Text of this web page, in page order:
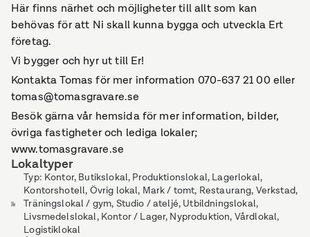
Här finns närhet och möjligheter till allt som kan
behövas för att Ni skall kunna bygga och utveckla Ert
företag.
Vi bygger och hyr ut till Er!
Kontakta Tomas för mer information 070-637 21 00 eller
tomas@tomasgravare.se
Besök gärna vår hemsida för mer information, bilder,
övriga fastigheter och lediga lokaler;
www.tomasgravare.se
Lokaltyper
Typ: Kontor, Butikslokal, Produktionslokal, Lagerlokal,
Kontorshotell, Övrig lokal, Mark / tomt, Restaurang, Verkstad,
Träningslokal / gym, Studio / ateljé, Utbildningslokal,
Livsmedelslokal, Kontor / Lager, Nyproduktion, Vårdlokal,
Logistiklokal